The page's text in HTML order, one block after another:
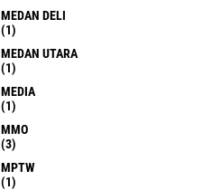
MEDAN DELI
(1)
MEDAN UTARA
(1)
MEDIA
(1)
MMO
(3)
MPTW
(1)